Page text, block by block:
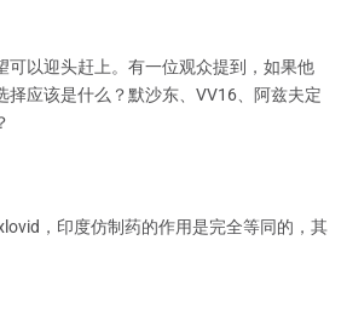
可以迎头赶上。有一位观众提到，如果他
择应该是什么？默沙东、VV16、阿兹夫定
，印度仿制药的作用是完全等同的，其